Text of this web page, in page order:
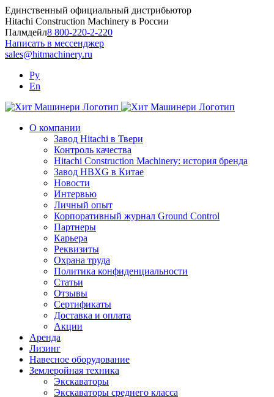
Skip
to
content
Единственный официальный дистрибьютор
Hitachi Construction Machinery в России
Палмдейл8 800-220-2-220
Написать в мессенджер
sales@hitmachinery.ru
Ру
En
О компании
Завод Hitachi в Твери
Контроль качества
Hitachi Construction Machinery: история бренда
Завод HBXG в Китае
Новости
Интервью
Личный опыт
Корпоративный журнал Ground Control
Партнеры
Карьера
Реквизиты
Охрана труда
Политика конфиденциальности
Статьи
Отзывы
Сертификаты
Доставка и оплата
Акции
Аренда
Лизинг
Навесное оборудование
Землеройная техника
Экскаваторы
Экскаваторы среднего класса